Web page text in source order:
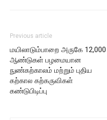
Previous article
மயிலாடும்பாறை அருகே 12,000
ஆண்டுகள் பழமையான
நுண்கற்காலம் மற்றும் புதிய
கற்கால கற்கருவிகள்
கண்டுபிடிப்பு